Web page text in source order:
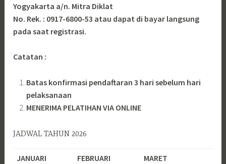
Yogyakarta a/n. Mitra Diklat
No. Rek. : 0917-6800-53 atau dapat di bayar langsung
pada saat registrasi.
Catatan :
Batas konfirmasi pendaftaran 3 hari sebelum hari
pelaksanaan
MENERIMA PELATIHAN VIA ONLINE
JADWAL TAHUN 2026
JANUARI FEBRUARI
MARET